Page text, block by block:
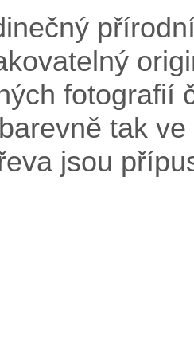
fotografií
tak
jsou